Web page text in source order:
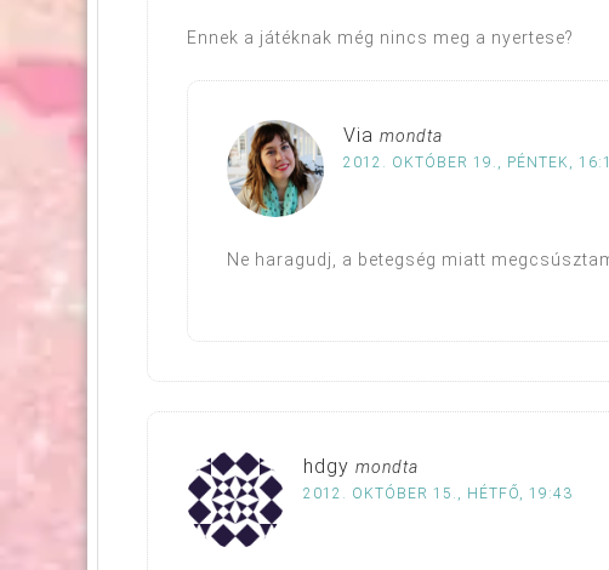
Ennek a játéknak még nincs meg a nyertese?
Via mondta
2012. OKTÓBER 19., PÉNTEK,
Ne haragudj, a betegség miatt
hdgy mondta
2012. OKTÓBER 15., HÉTFŐ, 19:43